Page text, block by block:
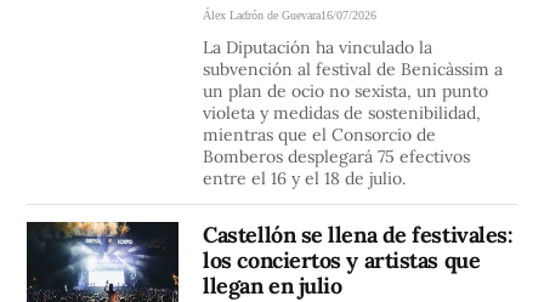
Álex Ladrón de Guevara16/07/2026
La Diputación ha vinculado la
subvención al festival de Benicàssim a
un plan de ocio no sexista, un punto
violeta y medidas de sostenibilidad,
mientras que el Consorcio de
Bomberos desplegará 75 efectivos
entre el 16 y el 18 de julio.
Castellón se llena de festivales:
los conciertos y artistas que
llegan en julio